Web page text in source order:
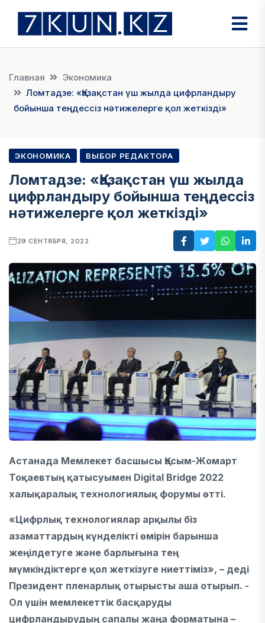
Главная
Экономика
Ломтадзе: «Қазақстан үш жылда цифрландыру
бойынша теңдессіз нәтижелерге қол жеткізді»
ЭКОНОМИКА ВЫБОР РЕДАКТОРА
Ломтадзе: «Қазақстан үш жылда
цифрландыру бойынша теңдессіз
нәтижелерге қол жеткізді»
29 СЕНТЯБРЯ, 2022
Астанада Мемлекет басшысы Қасым-Жомарт
Тоқаевтың қатысуымен Digital Bridge 2022
халықаралық технологиялық форумы өтті.
«Цифрлық технологиялар арқылы біз
азаматтардың күнделікті өмірін барынша
жеңілдетуге және барлығына тең
мүмкіндіктерге қол жеткізуге ниеттіміз», – деді
Президент пленарлық отырысты аша отырып. -
Ол үшін мемлекеттік басқаруды
цифрландырудың сапалы жаңа форматына –